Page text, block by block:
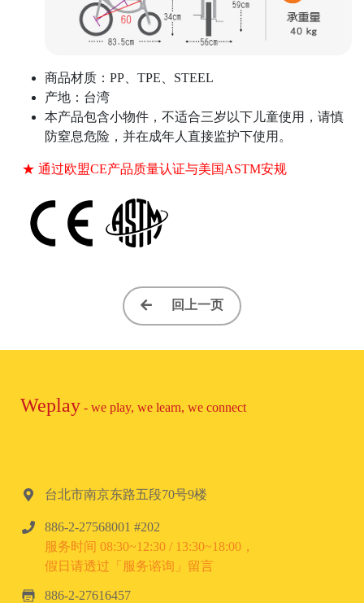
商品材质：PP、TPE、STEEL
产地：台湾
本产品包含小物件，不适合三岁以下儿童使用，请慎
防窒息危险，并在成年人直接监护下使用。
★ 通过欧盟CE产品质量认证与美国ASTM安规
回上一页
Weplay - we play, we learn, we connect
台北市南京东路五段70号9楼
886-2-27568001 #202
服务时间 08:30~12:30 / 13:30~18:00，
假日请透过「服务谘询」留言
886-2-27616457